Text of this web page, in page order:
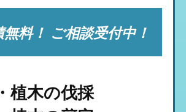
料！ ご相談受付中！
植木の伐採